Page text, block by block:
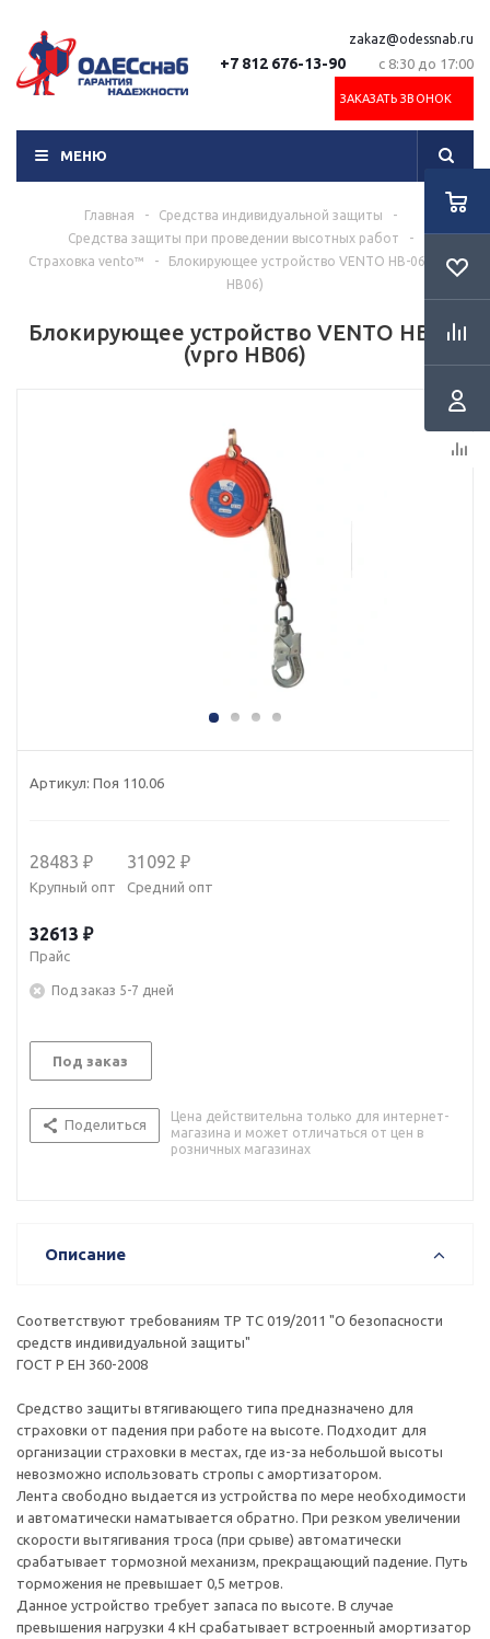
+7 812 676-13-90
zakaz@odessnab.ru
с 8:30 до 17:00
ЗАКАЗАТЬ ЗВОНОК
МЕНЮ
Главная - Средства индивидуальной защиты
-
Средства защиты при проведении высотных работ
-
Страховка vento™
-
Блокирующее устройство VENTO НВ-06 (vpro
HB06)
Блокирующее устройство VENTO НВ-06
(vpro HB06)
Артикул: Поя 110.06
28483 ₽
Крупный опт
31092 ₽
Средний опт
32613 ₽
Прайс
Под заказ 5-7 дней
Под заказ
Поделиться
Цена действительна только для интернет-
магазина и может отличаться от цен в
розничных магазинах
Описание
Соответствуют требованиям ТР ТС 019/2011 "О безопасности
средств индивидуальной защиты"
ГОСТ Р ЕН 360-2008
Средство защиты втягивающего типа предназначено для
страховки от падения при работе на высоте. Подходит для
организации страховки в местах, где из-за небольшой высоты
невозможно использовать стропы с амортизатором.
Лента свободно выдается из устройства по мере необходимости
и автоматически наматывается обратно. При резком увеличении
скорости вытягивания троса (при срыве) автоматически
срабатывает тормозной механизм, прекращающий падение. Путь
торможения не превышает 0,5 метров.
Данное устройство требует запаса по высоте. В случае
превышения нагрузки 4 кН срабатывает встроенный амортизатор